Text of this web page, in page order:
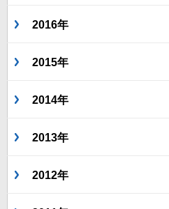
2016年
2015年
2014年
2013年
2012年